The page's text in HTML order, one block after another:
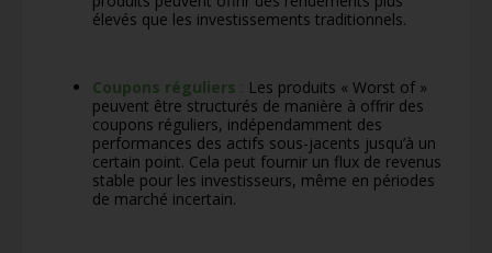
élevés que les investissements traditionnels.
Coupons réguliers : Les produits « Worst of »
peuvent être structurés de manière à offrir des
coupons réguliers, indépendamment des
performances des actifs sous-jacents jusqu’à un
certain point. Cela peut fournir un flux de revenus
stable pour les investisseurs, même en périodes
de marché incertain.